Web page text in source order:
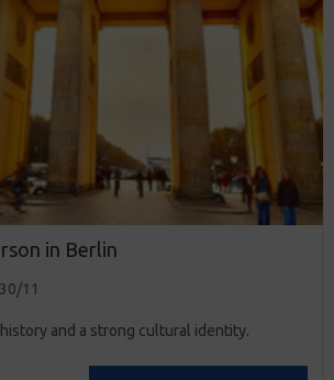
in Berlin
11
and a strong cultural identity.